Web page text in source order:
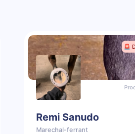
🚨
Remi Sanudo
Marechal-ferrant